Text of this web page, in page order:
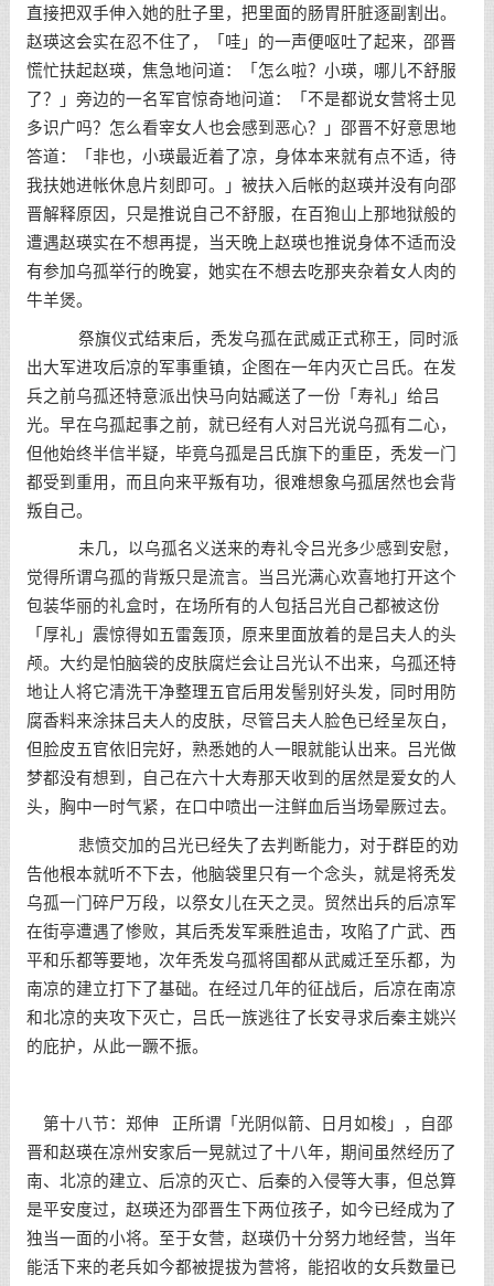
直接把双手伸入她的肚子里，把里面的肠胃肝脏逐副割出。
赵瑛这会实在忍不住了，「哇」的一声便呕吐了起来，邵晋
慌忙扶起赵瑛，焦急地问道：「怎么啦？小瑛，哪儿不舒服
了？」旁边的一名军官惊奇地问道：「不是都说女营将士见
多识广吗？怎么看宰女人也会感到恶心？」邵晋不好意思地
答道：「非也，小瑛最近着了凉，身体本来就有点不适，待
我扶她进帐休息片刻即可。」被扶入后帐的赵瑛并没有向邵
晋解释原因，只是推说自己不舒服，在百狍山上那地狱般的
遭遇赵瑛实在不想再提，当天晚上赵瑛也推说身体不适而没
有参加乌孤举行的晚宴，她实在不想去吃那夹杂着女人肉的
牛羊煲。
祭旗仪式结束后，秃发乌孤在武威正式称王，同时派
出大军进攻后凉的军事重镇，企图在一年内灭亡吕氏。在发
兵之前乌孤还特意派出快马向姑臧送了一份「寿礼」给吕
光。早在乌孤起事之前，就已经有人对吕光说乌孤有二心，
但他始终半信半疑，毕竟乌孤是吕氏旗下的重臣，秃发一门
都受到重用，而且向来平叛有功，很难想象乌孤居然也会背
叛自己。
未几，以乌孤名义送来的寿礼令吕光多少感到安慰，
觉得所谓乌孤的背叛只是流言。当吕光满心欢喜地打开这个
包装华丽的礼盒时，在场所有的人包括吕光自己都被这份
「厚礼」震惊得如五雷轰顶，原来里面放着的是吕夫人的头
颅。大约是怕脑袋的皮肤腐烂会让吕光认不出来，乌孤还特
地让人将它清洗干净整理五官后用发髻别好头发，同时用防
腐香料来涂抹吕夫人的皮肤，尽管吕夫人脸色已经呈灰白，
但脸皮五官依旧完好，熟悉她的人一眼就能认出来。吕光做
梦都没有想到，自己在六十大寿那天收到的居然是爱女的人
头，胸中一时气紧，在口中喷出一注鲜血后当场晕厥过去。
悲愤交加的吕光已经失了去判断能力，对于群臣的劝
告他根本就听不下去，他脑袋里只有一个念头，就是将秃发
乌孤一门碎尸万段，以祭女儿在天之灵。贸然出兵的后凉军
在街亭遭遇了惨败，其后秃发军乘胜追击，攻陷了广武、西
平和乐都等要地，次年秃发乌孤将国都从武威迁至乐都，为
南凉的建立打下了基础。在经过几年的征战后，后凉在南凉
和北凉的夹攻下灭亡，吕氏一族逃往了长安寻求后秦主姚兴
的庇护，从此一蹶不振。
第十八节：郑伸 正所谓「光阴似箭、日月如梭」，自邵
晋和赵瑛在凉州安家后一晃就过了十八年，期间虽然经历了
南、北凉的建立、后凉的灭亡、后秦的入侵等大事，但总算
是平安度过，赵瑛还为邵晋生下两位孩子，如今已经成为了
独当一面的小将。至于女营，赵瑛仍十分努力地经营，当年
能活下来的老兵如今都被提拔为营将，能招收的女兵数量已